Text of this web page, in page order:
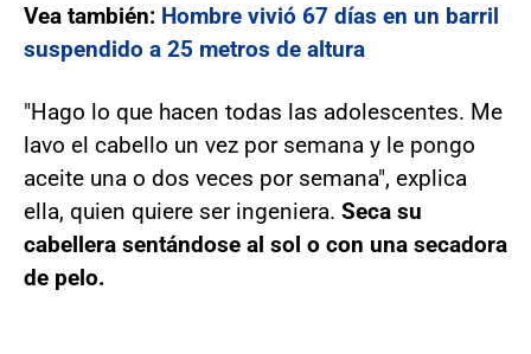
Vea también: Hombre vivió 67 días en un barril
suspendido a 25 metros de altura
"Hago lo que hacen todas las adolescentes. Me
lavo el cabello un vez por semana y le pongo
aceite una o dos veces por semana", explica
ella, quien quiere ser ingeniera. Seca su
cabellera sentándose al sol o con una secadora
de pelo.